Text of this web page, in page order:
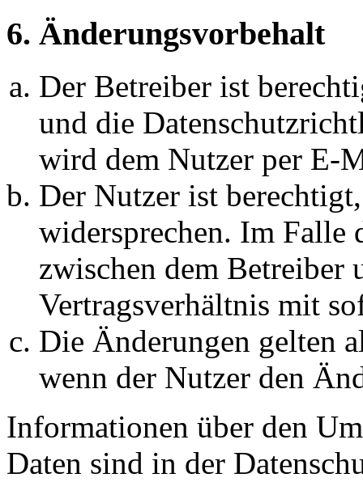
6. Änderungsvorbehalt
Der Betreiber ist
und die
wird dem Nutzer per E-
Der Nutzer ist
widersprechen. Im Falle
zwischen dem Betreiber
Vertragsverhältnis mit
Die Änderungen gelten
wenn der Nutzer den
Informationen über den
Daten sind in der